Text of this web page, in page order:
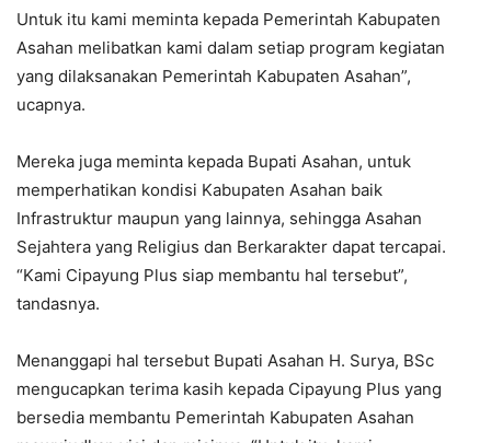
Untuk itu kami meminta kepada Pemerintah Kabupaten
Asahan melibatkan kami dalam setiap program kegiatan
yang dilaksanakan Pemerintah Kabupaten Asahan”,
ucapnya.
Mereka juga meminta kepada Bupati Asahan, untuk
memperhatikan kondisi Kabupaten Asahan baik
Infrastruktur maupun yang lainnya, sehingga Asahan
Sejahtera yang Religius dan Berkarakter dapat tercapai.
“Kami Cipayung Plus siap membantu hal tersebut”,
tandasnya.
Menanggapi hal tersebut Bupati Asahan H. Surya, BSc
mengucapkan terima kasih kepada Cipayung Plus yang
bersedia membantu Pemerintah Kabupaten Asahan